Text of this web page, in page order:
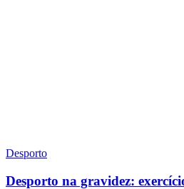
Desporto
Desporto na gravidez: